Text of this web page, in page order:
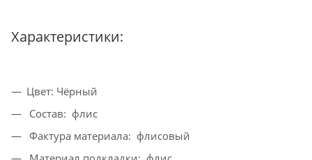
Характеристики:
Цвет: Чёрный
Состав: флис
Фактура материала: флисовый